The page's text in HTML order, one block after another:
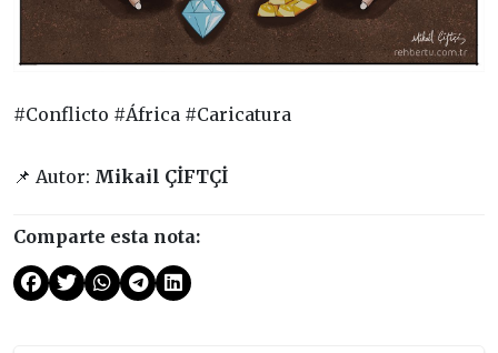
#Conflicto #África #Caricatura
📌 Autor: Mikail ÇİFTÇİ
Comparte esta nota: